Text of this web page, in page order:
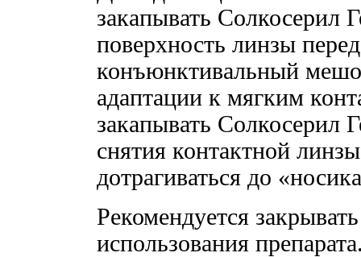
закапывать Солкосерил
поверхность линзы
конъюнктивальный
адаптации к мягким
закапывать Солкосерил
снятия контактной
дотрагиваться до
Рекомендуется
использования